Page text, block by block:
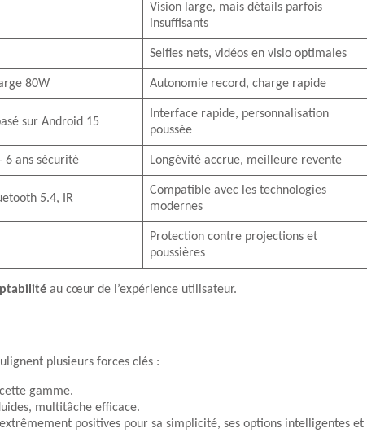
Vision large, mais détails parfois
insuffisants
Selfies nets, vidéos en visio optimales
80W Autonomie record, charge rapide
sur Android 15
Interface rapide, personnalisation
poussée
6 ans sécurité Longévité accrue, meilleure revente
5.4, IR
Compatible avec les technologies
modernes
Protection contre projections et
poussières
au cœur de l’expérience utilisateur.
plusieurs forces clés :
gamme.
multitâche efficace.
positives pour sa simplicité, ses options intelligentes et